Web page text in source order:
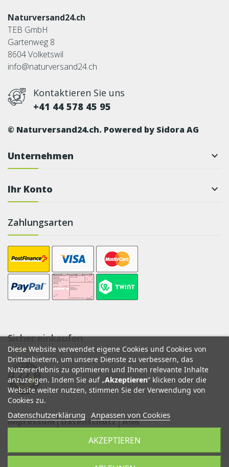
Naturversand24.ch
TEB GmbH
Gartenweg 8
8604 Volketswil
info@naturversand24.ch
Kontaktieren Sie uns
+41 44 578 45 95
© Naturversand24.ch. Powered by Sidora AG
Unternehmen 
Ihr Konto 
Diese Website verwendet eigene Cookies und Cookies von
Drittanbietern, um unsere Dienste zu verbessern, das
Nutzererlebnis zu optimieren und Ihnen relevante Inhalte
anzuzeigen. Indem Sie auf „Akzeptieren“ klicken oder die
Website weiter nutzen, stimmen Sie der Verwendung von
Cookies zu.
Datenschutzerklärung Anpassen von Cookies
AKZEPTIEREN
Zahlungsarten
Sicher einkaufen
Impressum Datenschutz AGB